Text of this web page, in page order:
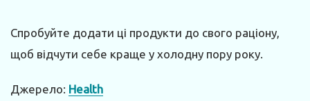
Спробуйте додати ці продукти до свого раціону,
щоб відчути себе краще у холодну пору року.
Джерело: Health